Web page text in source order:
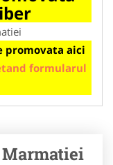
promovata aici
formularul